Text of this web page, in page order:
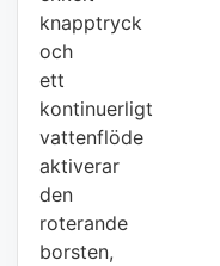
knapptryck
och
ett
kontinuerligt
vattenflöde
aktiverar
den
roterande
borsten,